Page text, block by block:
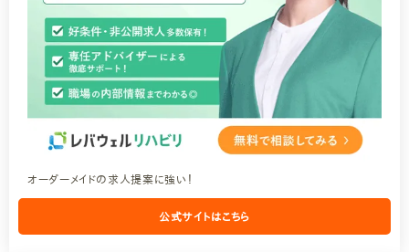
オーダーメイドの求人提案に強い！
公式サイトはこちら